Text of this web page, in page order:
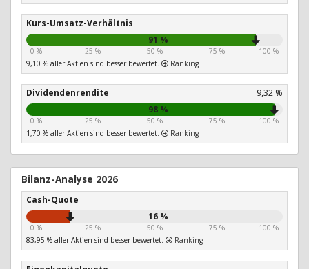
Kurs-Umsatz-Verhältnis
91 %
0 % 25 % 50 % 75 %
100 %
9,10 % aller Aktien sind besser bewertet.
Ranking
Dividendenrendite
9,32 %
98 %
0 % 25 % 50 % 75 %
100 %
1,70 % aller Aktien sind besser bewertet.
Ranking
Bilanz-Analyse 2026
Cash-Quote
16 %
0 % 25 % 50 % 75 %
100 %
83,95 % aller Aktien sind besser bewertet.
Ranking